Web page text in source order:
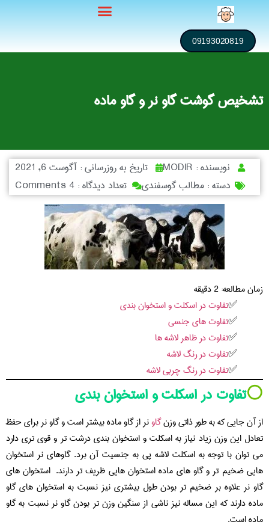
09193020819
تشخیص گوشت گاو نر و گاو ماده
نویسنده : تاریخ به روزرسانی : آگوست 6, 2021
دسته :مطالب گوسفندی تعداد دیدگاه :4 Comments
زمان مطالعه:2دقیقه
تفاوت در اسکلت و استخوان بندی
تفاوت های جنسی
تفاوت در ظاهر لاشه ها
تفاوت در رنگ لاشه
تفاوت در رنگ چربی لاشه
⚪️تفاوت در اسکلت و استخوان بندی
از آن جایی که به طور ذاتی وزنگاونر از گاو ماده بیشتر است و گاو نر برای حفظ
تعادل این وزن زیاد نیاز به اسکلت و استخوان بندی درشت تر و قوی تری دارد
می توان با توجه به اسکلت لاشه پی به جنسیت آن برد. گاوهای نر استخوان
هایی ضخیم تر و گاو های ماده استخوان هایی ظریف تر دارند. استخوان های
گاو نر علاوه بر ضخیم تر بودن طول بیشتری نیز نسبت به استخوان های گاو
ماده دارند که این مساله نیز ناشی از سنگین وزن تر بودن گاو نر نسبت به گاو
ماده است.